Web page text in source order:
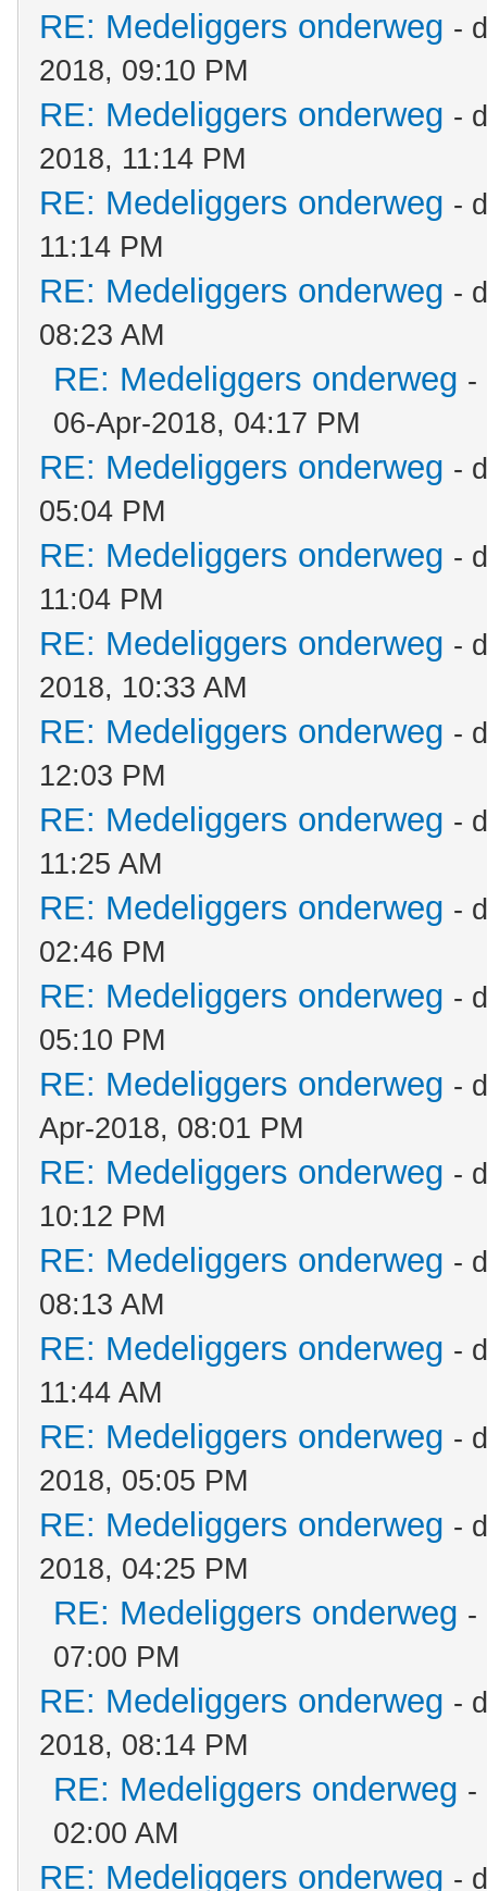
RE: Medeliggers onderweg -
2018, 09:10 PM
RE: Medeliggers onderweg -
2018, 11:14 PM
RE: Medeliggers onderweg -
11:14 PM
RE: Medeliggers onderweg -
08:23 AM
RE: Medeliggers onderweg -
06-Apr-2018, 04:17 PM
RE: Medeliggers onderweg -
05:04 PM
RE: Medeliggers onderweg -
11:04 PM
RE: Medeliggers onderweg -
2018, 10:33 AM
RE: Medeliggers onderweg -
12:03 PM
RE: Medeliggers onderweg -
11:25 AM
RE: Medeliggers onderweg -
02:46 PM
RE: Medeliggers onderweg -
05:10 PM
RE: Medeliggers onderweg -
Apr-2018, 08:01 PM
RE: Medeliggers onderweg -
10:12 PM
RE: Medeliggers onderweg -
08:13 AM
RE: Medeliggers onderweg -
11:44 AM
RE: Medeliggers onderweg -
2018, 05:05 PM
RE: Medeliggers onderweg -
2018, 04:25 PM
RE: Medeliggers onderweg -
07:00 PM
RE: Medeliggers onderweg -
2018, 08:14 PM
RE: Medeliggers onderweg -
02:00 AM
RE: Medeliggers onderweg -